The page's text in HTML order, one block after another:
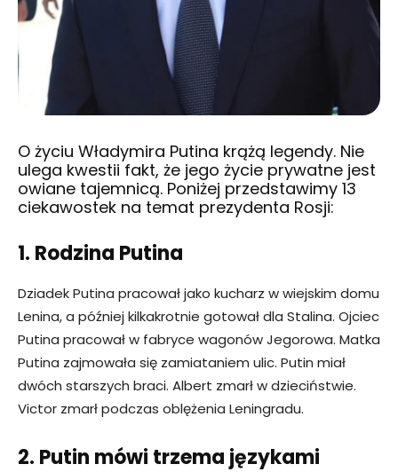
O życiu Władymira Putina krążą legendy. Nie
ulega kwestii fakt, że jego życie prywatne jest
owiane tajemnicą. Poniżej przedstawimy 13
ciekawostek na temat prezydenta Rosji:
1. Rodzina Putina
Dziadek Putina pracował jako kucharz w wiejskim domu
Lenina, a później kilkakrotnie gotował dla Stalina. Ojciec
Putina pracował w fabryce wagonów Jegorowa. Matka
Putina zajmowała się zamiataniem ulic. Putin miał
dwóch starszych braci. Albert zmarł w dzieciństwie.
Victor zmarł podczas oblężenia Leningradu.
2. Putin mówi trzema językami